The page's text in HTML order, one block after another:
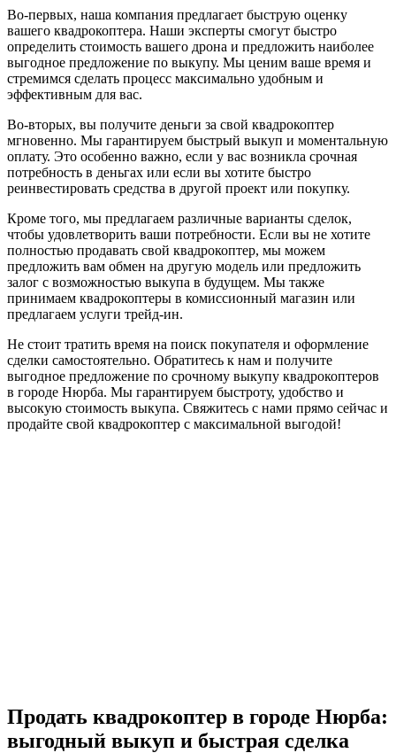
Во-первых, наша компания предлагает быструю оценку
вашего квадрокоптера. Наши эксперты смогут быстро
определить стоимость вашего дрона и предложить наиболее
выгодное предложение по выкупу. Мы ценим ваше время и
стремимся сделать процесс максимально удобным и
эффективным для вас.
Во-вторых, вы получите деньги за свой квадрокоптер
мгновенно. Мы гарантируем быстрый выкуп и моментальную
оплату. Это особенно важно, если у вас возникла срочная
потребность в деньгах или если вы хотите быстро
реинвестировать средства в другой проект или покупку.
Кроме того, мы предлагаем различные варианты сделок,
чтобы удовлетворить ваши потребности. Если вы не хотите
полностью продавать свой квадрокоптер, мы можем
предложить вам обмен на другую модель или предложить
залог с возможностью выкупа в будущем. Мы также
принимаем квадрокоптеры в комиссионный магазин или
предлагаем услуги трейд-ин.
Не стоит тратить время на поиск покупателя и оформление
сделки самостоятельно. Обратитесь к нам и получите
выгодное предложение по срочному выкупу квадрокоптеров
в городе Нюрба. Мы гарантируем быстроту, удобство и
высокую стоимость выкупа. Свяжитесь с нами прямо сейчас и
продайте свой квадрокоптер с максимальной выгодой!
Продать квадрокоптер в городе Нюрба:
выгодный выкуп и быстрая сделка